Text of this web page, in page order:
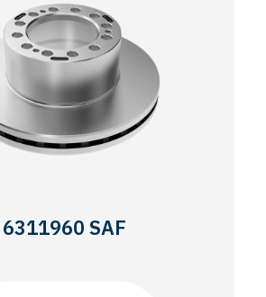
6311960 SAF